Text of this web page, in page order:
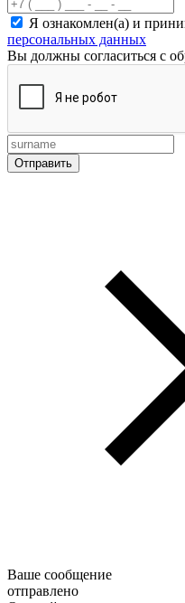
Я ознакомлен(а) и
персональных данных
Вы должны согласиться с
Ваше сообщение
отправлено